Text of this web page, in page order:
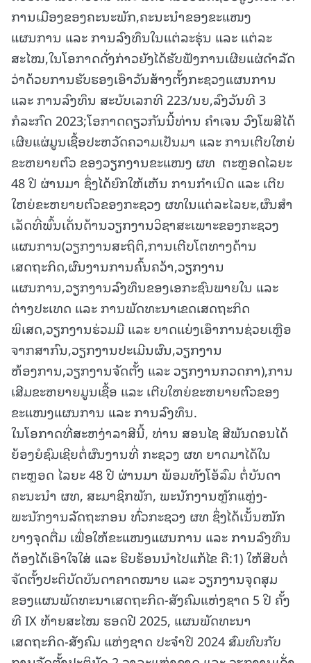
ການເມືອງຂອງຄະນະພັກ,ຄະນະນໍາຂອງຂະແໜງ
ແຜນການ ແລະ ການລົງທຶນໃນແຕ່ລະຮຸ່ນ ແລະ ແຕ່ລະ
ສະໄໝ,ໃນໂອກາດດັ່ງກ່າວຍັງໄດ້ຮັບຟັງການເຜີຍແຜ່ດຳລັດ
ວ່າດ້ວຍການຮັບຮອງເອົາວັນສ້າງຕັ້ງກະຊວງແຜນການ
ແລະ ການລົງທຶນ ສະບັບເລກທີ 223/ນຍ,ລົງວັນທີ 3
ກໍລະກົດ 2023;ໂອກາດດຽວກັນນີ້ທ່ານ ຄໍາເຈນ ວົງໂພສີໄດ້
ເຜີຍແຜ່ມູນເຊື້ອປະຫວັດຄວາມເປັນມາ ແລະ ການເຕີບໃຫຍ່
ຂະຫຍາຍຕົວ ຂອງວຽກງານຂະແໜງ ຜທ ຕະຫຼອດໄລຍະ
48 ປີ ຜ່ານມາ ຊຶ່ງໄດ້ຍົກໃຫ້ເຫັນ ການກຳເນີດ ແລະ ເຕີບ
ໃຫຍ່ຂະຫຍາຍຕົວຂອງກະຊວງ ຜທໃນແຕ່ລະໄລຍະ,ຜົນສໍາ
ເລັດທີ່ພົ້ນເດັ່ນດ້ານວຽກງານວິຊາສະເພາະຂອງກະຊວງ
ແຜນການ(ວຽກງານສະຖິຕິ,ການເຕີບໂຕທາງດ້ານ
ເສດຖະກິດ,ຜົນງານການຄົ້ນຄວ້າ,ວຽກງານ
ແຜນການ,ວຽກງານລົງທຶນຂອງເອກະຊົນພາຍໃນ ແລະ
ຕ່າງປະເທດ ແລະ ການພັດທະນາເຂດເສດຖະກິດ
ພິເສດ,ວຽກງານຮ່ວມມື ແລະ ຍາດແຍ່ງເອົາການຊ່ວຍເຫຼືອ
ຈາກສາກົນ,ວຽກງານປະເມີນຜົນ,ວຽກງານ
ຫ້ອງການ,ວຽກງານຈັດຕັ້ງ ແລະ ວຽກງານກວດກາ),ການ
ເສີມຂະຫຍາຍມູນເຊື້ອ ແລະ ເຕີບໃຫຍ່ຂະຫຍາຍຕົວຂອງ
ຂະແໜງແຜນການ ແລະ ການລົງທຶນ.
ໃນໂອກາດທີ່ສະຫງ່າລາສີນີ້, ທ່ານ ສອນໄຊ ສີພັນດອນໄດ້
ຍ້ອງຍໍຊົມເຊີຍຕໍ່ຜົນງານທີ່ ກະຊວງ ຜທ ຍາດມາໄດ້ໃນ
ຕະຫຼອດ ໄລຍະ 48 ປີ ຜ່ານມາ ພ້ອມທັງໂອ້ລົມ ຕໍ່ບັນດາ
ຄະນະນໍາ ຜທ, ສະມາຊິກພັກ, ພະນັກງານຫຼັກແຫຼ່ງ-
ພະນັກງານລັດຖະກອນ ທົ່ວກະຊວງ ຜທ ຊຶ່ງໄດ້ເນັ້ນໜັກ
ບາງຈຸດຕື່ມ ເພື່ອໃຫ້ຂະແໜງແຜນການ ແລະ ການລົງທຶນ
ຕ້ອງໄດ້ເອົາໃຈໃສ່ ແລະ ຮີບຮ້ອນນໍາໄປແກ້ໄຂ ຄື:1) ໃຫ້ສືບຕໍ່
ຈັດຕັ້ງປະຕິບັດບັນດາຄາດໝາຍ ແລະ ວຽກງານຈຸດສຸມ
ຂອງແຜນພັດທະນາເສດຖະກິດ-ສັງຄົມແຫ່ງຊາດ 5 ປີ ຄັ້ງ
ທີ IX ທ້າຍສະໄໝ ຮອດປີ 2025, ແຜນພັດທະນາ
ເສດຖະກິດ-ສັງຄົມ ແຫ່ງຊາດ ປະຈຳປີ 2024 ສົມທົບກັບ